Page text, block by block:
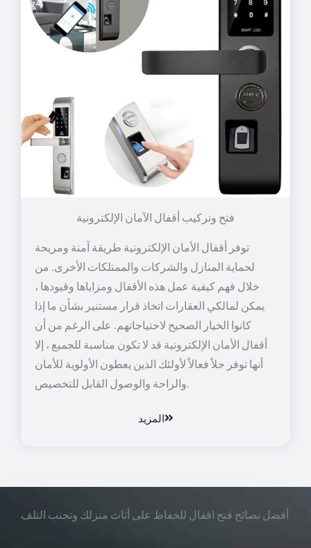
توفر أقفال الأمان الإلكترونية طريقة آمنة ومريحة
لحماية المنازل والشركات والممتلكات الأخرى. من
خلال فهم كيفية عمل هذه الأقفال ومزاياها وقيودها ،
يمكن لمالكي العقارات اتخاذ قرار مستنير بشأن ما إذا
كانوا الخيار الصحيح لاحتياجاتهم. على الرغم من أن
أقفال الأمان الإلكترونية قد لا تكون مناسبة للجميع ، إلا
أنها توفر حلاً فعالاً لأولئك الذين يعطون الأولوية للأمان
والراحة والوصول القابل للتخصيص.
المزيد
أفضل نصائح فتح اقفال للحفاظ على أثاث منزلك وتجنب التلف